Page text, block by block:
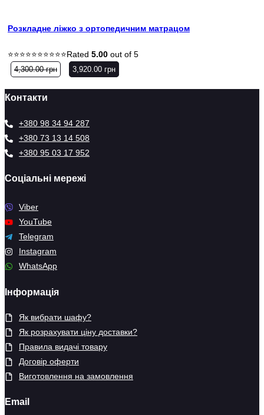
Розкладне ліжко з ортопедичним матрацом
Rated 5.00 out of 5
4,300.00грн 3,920.00 грн
Контакти
+380 98 34 94 287
+380 73 13 14 508
+380 95 03 17 952
Соціальні мережі
Viber
YouTube
Telegram
Instagram
WhatsApp
Інформація
Як вибрати шафу?
Як розрахувати ціну доставки?
Правила видачі товару
Договір оферти
Виготовлення на замовлення
Email